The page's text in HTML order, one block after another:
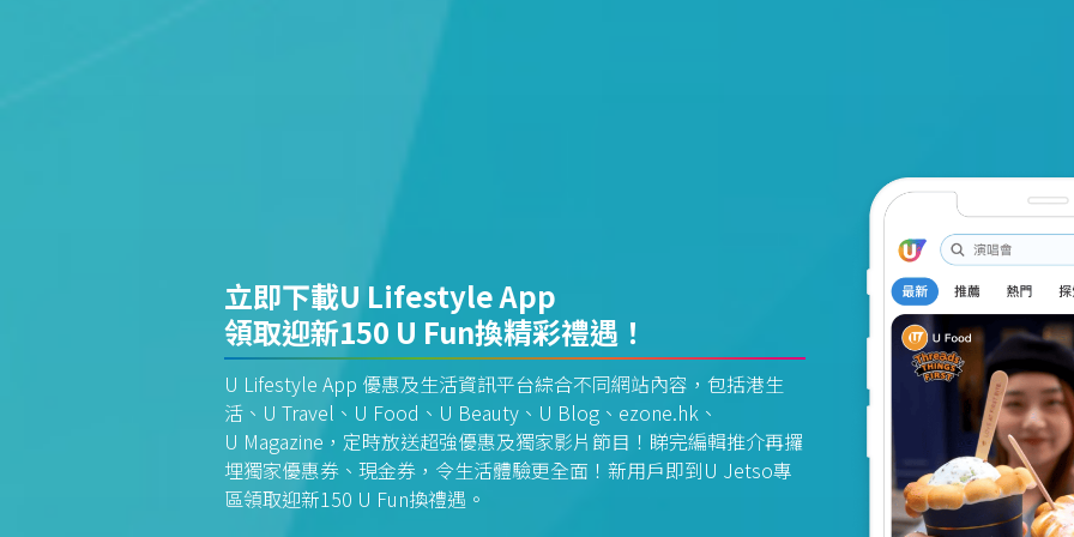
立即下載U Lifestyle App
領取迎新150 U Fun換精彩禮遇！
U Lifestyle App 優惠及生活資訊平台綜合不同網站內容，包括港生
活、U Travel、U Food、U Beauty、U Blog、ezone.hk、
U Magazine，定時放送超強優惠及獨家影片節目！睇完編輯推介再攞
埋獨家優惠券、現金券，令生活體驗更全面！新用戶即到U Jetso專
區領取迎新150 U Fun換禮遇。